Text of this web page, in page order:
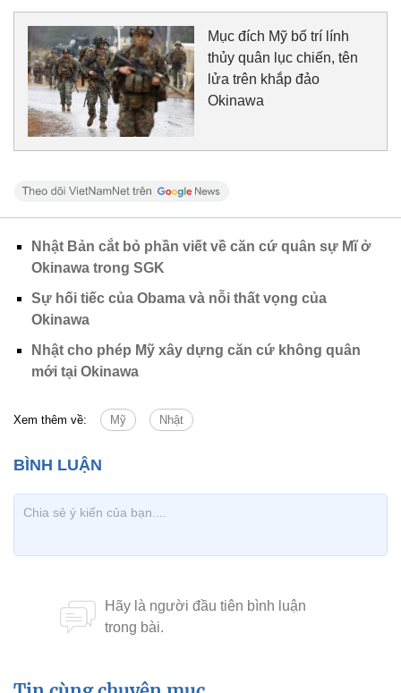
Mục đích Mỹ bố trí lính
thủy quân lục chiến, tên
lửa trên khắp đảo
Okinawa
Nhật Bản cắt bỏ phần viết về căn cứ quân sự Mĩ ở
Okinawa trong SGK
Sự hối tiếc của Obama và nỗi thất vọng của
Okinawa
Nhật cho phép Mỹ xây dựng căn cứ không quân
mới tại Okinawa
Xem thêm về: Mỹ Nhật